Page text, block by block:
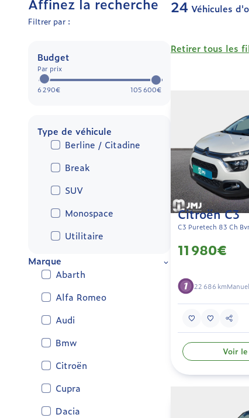
Filtrer par :
Budget
Par prix
6 290€ 105 600€
Type de véhicule
Berline / Citadine
Break
SUV
Monospace
Utilitaire
Marque
Abarth
Alfa Romeo
Audi
Bmw
Citroën
Cupra
Dacia
24 Véhicules
Retirer tous les
Citroën C3
C3 Puretech 83 Ch
11 980€
22 686 km
Voir